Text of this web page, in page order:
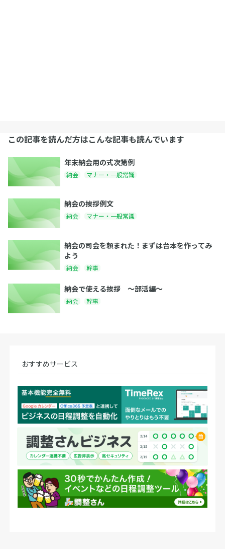
この記事を読んだ方はこんな記事も読んでいます
年末納会用の式次第例
納会 マナー・一般常識
納会の挨拶例文
納会 マナー・一般常識
納会の司会を頼まれた！まずは台本を作ってみ
よう
納会 幹事
納会で使える挨拶 〜部活編〜
納会 幹事
おすすめサービス